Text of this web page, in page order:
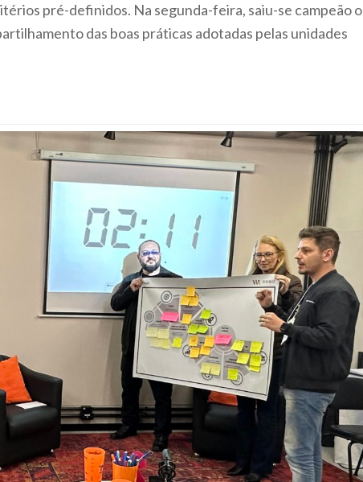
pré-definidos. Na segunda-feira, saiu-se campeão o
das boas práticas adotadas pelas unidades